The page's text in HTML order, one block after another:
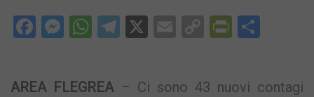
Facebook
Messenger
WhatsApp
Telegram
X EmailCopy
AREA FLEGREA– Ci sono 43 nuovi contagi